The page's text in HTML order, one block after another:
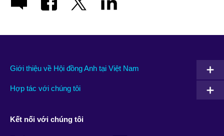
Giới thiệu về Hội đồng Anh tại Việt Nam
Hợp tác với chúng tôi
Kết nối với chúng tôi